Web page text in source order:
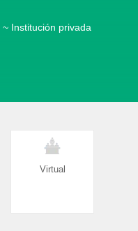
~ Institución privada
Virtual